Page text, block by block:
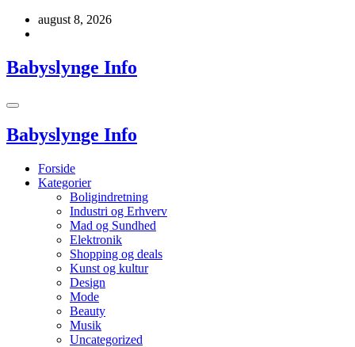
Videreaugust 8, 2026
Babyslynge Info
Babyslynge Info
Forside
Kategorier
Boligindretning
Industri og Erhverv
Mad og Sundhed
Elektronik
Shopping og deals
Kunst og kultur
Design
Mode
Beauty
Musik
Uncategorized